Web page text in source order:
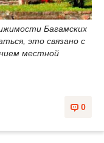
Багамских
это связано с
местной
0